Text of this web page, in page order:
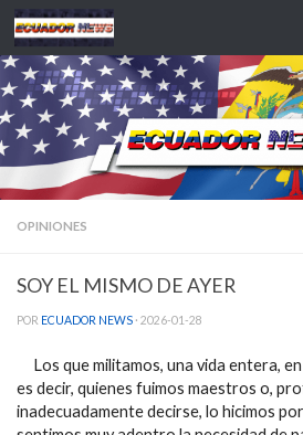
Saltar al contenido
OPINIONES
SOY EL MISMO DE AYER
POR ECUADOR NEWS · 2026-01-28
Los que militamos, una vida entera,
es decir, quienes fuimos maestros o,
inadecuadamente decirse, lo hicimos